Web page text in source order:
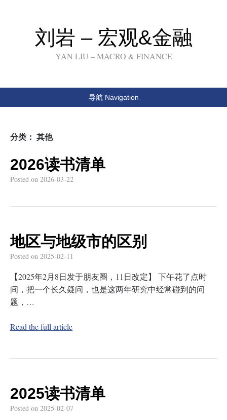
刘岩 – 宏观&金融
YAN LIU – MACRO & FINANCE
导航 Navigation
分类： 其他
2026读书清单
Posted on 2026-03-22
地区与地级市的区别
Posted on 2025-02-11
【2025年2月8日发于朋友圈，11日改定】 下午花了点时
间，把一个长久疑问，也是这两年研究中经常碰到的问
题，…
Read the full article
2025读书清单
Posted on 2025-02-07